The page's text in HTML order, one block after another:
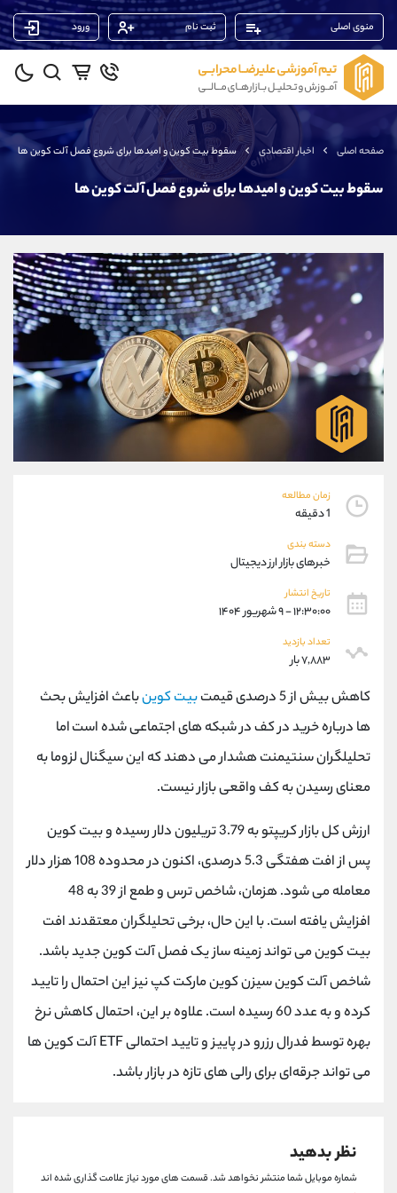
منوی اصلی ثبت نام ورود
صفحه اصلی اخبار اقتصادی سقوط بیت کوین و امیدها برای شروع فصل آلت کوین ها
سقوط بیت کوین و امیدها برای شروع فصل آلت کوین ها
زمان مطالعه
1 دقیقه
دسته بندی
خبرهای بازار ارز دیجیتال
تاریخ انتشار
۱۲:۳۰:۰۰ - ۹ شهریور ۱۴۰۴
تعداد بازدید
۷,۸۸۳ بار
کاهش بیش از 5 درصدی قیمت بیت کوینباعث افزایش بحث
ها درباره خرید در کف در شبکه های اجتماعی شده است اما
تحلیلگران سنتیمنت هشدار می دهند که این سیگنال لزوما به
معنای رسیدن به کف واقعی بازار نیست.
ارزش کل بازار کریپتو به 3.79 تریلیون دلار رسیده و بیت کوین
پس از افت هفتگی 5.3 درصدی، اکنون در محدوده 108 هزار دلار
معامله می شود. هزمان، شاخص ترس و طمع از 39 به 48
افزایش یافته است. با این حال، برخی تحلیلگران معتقدند افت
بیت کوین می تواند زمینه ساز یک فصل آلت کوین جدید باشد.
شاخص آلت کوین سیزن کوین مارکت کپ نیز این احتمال را تایید
کرده و به عدد 60 رسیده است. علاوه بر این، احتمال کاهش نرخ
بهره توسط فدرال رزرو در پاییز و تایید احتمالی ETF‌ آلت کوین ها
می تواند جرقه‌ای برای رالی های تازه در بازار باشد.
نظر بدهید
شماره موبایل شما منتشر نخواهد شد.قسمت های مورد نیاز علامت گذاری شده اند
پشتیبان فروش (محسن یزدی)
09304891085
شروع گفتگو
تلگرام @Armteam_admin_103
موبایل 09194198792
شروع گفتگو
تلگرام @Armteam_admin_33
داخلی
پشتیبان فروش (فائزه تهرانی)
موبایل 09101364784
واتساپ شروع گفتگو
تلگرام
پشتیبان فروش
موبایل
واتساپ
تلگرام
داخلی
اطلاعات تماس
تلفن 021-22021030
بدون پیش شماره 90001030
اینستاگرام @alireza.mehrabii
کانال تلگرام